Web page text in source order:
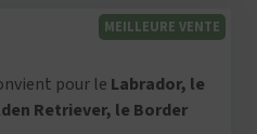
MEILLEURE VENTE
pour le Labrador, le
Retriever, le Border